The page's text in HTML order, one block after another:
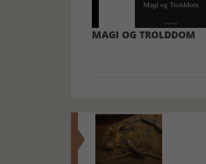
MAGI OG TROLDDOM